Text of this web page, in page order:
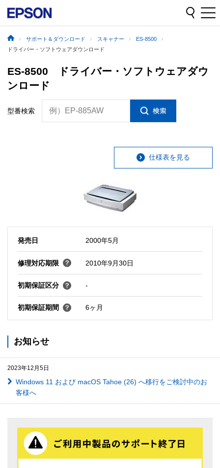
サポート＆ダウンロード スキャナー
ES-8500
ドライバー・ソフトウェアダウンロード
ES-8500 ドライバー・ソフトウェアダウ
ンロード
型番検索 例）EP-885AW
仕様表を見る
発売日 2000年5月
修理対応期限 2010年9月30日
初期保証区分 -
初期保証期間 6ヶ月
お知らせ
2023年12月5日
Windows 11 および macOS Tahoe (26) へ移行をご検討中のお
客様へ